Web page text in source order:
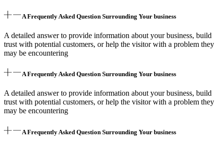
A Frequently Asked Question Surrounding Your business
A detailed answer to provide information about your business, build
trust with potential customers, or help the visitor with a problem they
may be encountering
A Frequently Asked Question Surrounding Your business
A detailed answer to provide information about your business, build
trust with potential customers, or help the visitor with a problem they
may be encountering
A Frequently Asked Question Surrounding Your business